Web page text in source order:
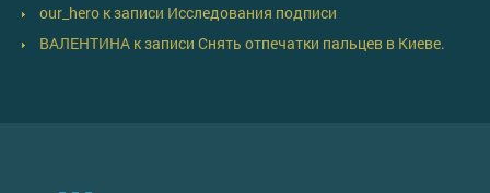
our_hero к записи Исследования подписи
ВАЛЕНТИНА к записи Снять отпечатки пальцев в Киеве.